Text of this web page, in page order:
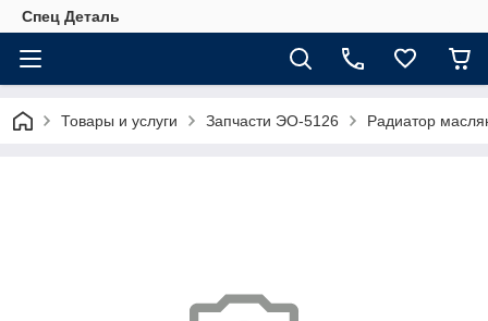
Спец Деталь
Товары и услуги Запчасти ЭО-5126 Радиатор